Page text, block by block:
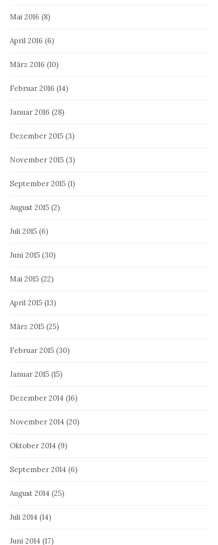
Mai 2016 (8)
April 2016 (6)
März 2016 (10)
Februar 2016 (14)
Januar 2016 (28)
Dezember 2015 (3)
November 2015 (3)
September 2015 (1)
August 2015 (2)
Juli 2015 (6)
Juni 2015 (30)
Mai 2015 (22)
April 2015 (13)
März 2015 (25)
Februar 2015 (30)
Januar 2015 (15)
Dezember 2014 (16)
November 2014 (20)
Oktober 2014 (9)
September 2014 (6)
August 2014 (25)
Juli 2014 (14)
Juni 2014 (17)